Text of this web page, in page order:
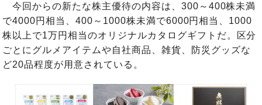
今回からの新たな株主優待の内容は、300～400株未満
で4000円相当、400～1000株未満で6000円相当、1000
株以上で1万円相当のオリジナルカタログギフトだ。区分
ごとにグルメアイテムや自社商品、雑貨、防災グッズな
ど20品程度が用意されている。